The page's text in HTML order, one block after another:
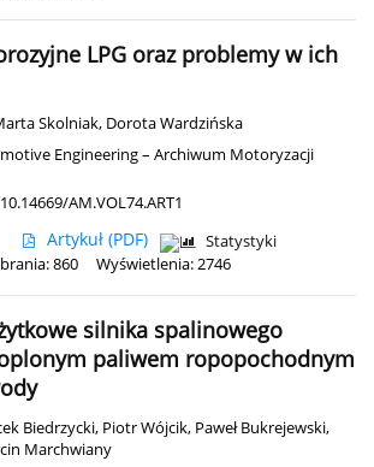
LPG oraz problemy w ich
Skolniak, Dorota Wardzińska
Engineering – Archiwum Motoryzacji
AM.VOL74.ART1
Artykuł (PDF)
Statystyki
860 Wyświetlenia: 2746
silnika spalinowego
paliwem ropopochodnym
Biedrzycki, Piotr Wójcik, Paweł Bukrejewski,
Marchwiany